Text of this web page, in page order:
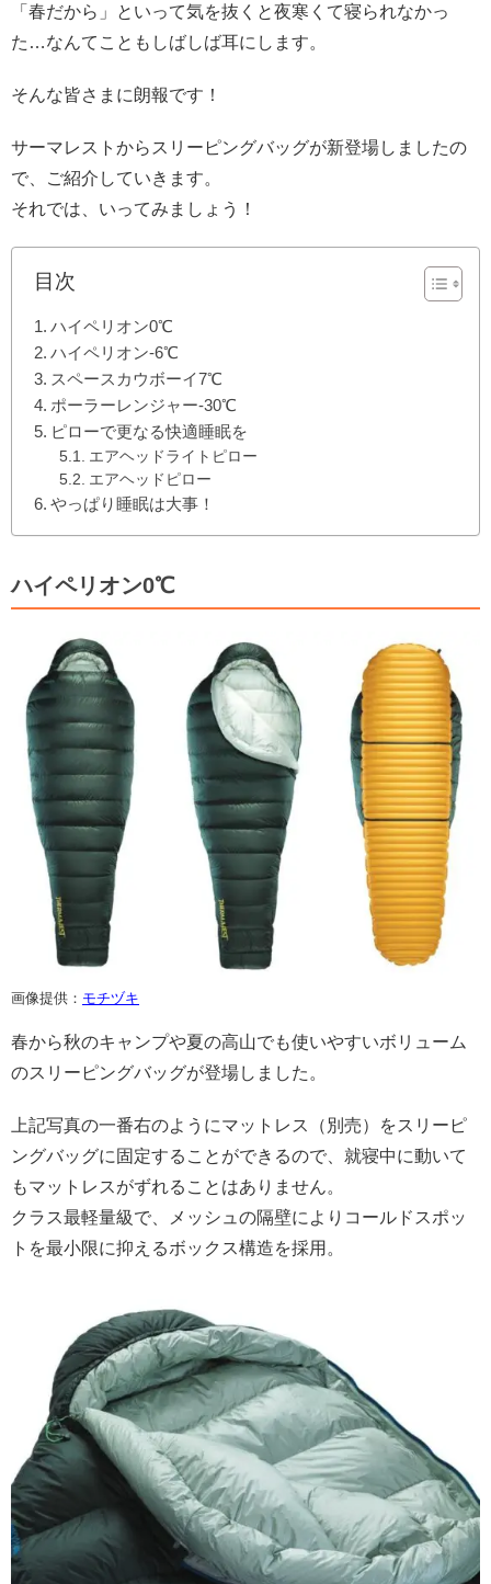
「春だから」といって気を抜くと夜寒くて寝られなかっ
た…なんてこともしばしば耳にします。
そんな皆さまに朗報です！
サーマレストからスリーピングバッグが新登場しましたの
で、ご紹介していきます。
それでは、いってみましょう！
目次
ハイペリオン0℃
ハイペリオン-6℃
スペースカウボーイ7℃
ポーラーレンジャー-30℃
ピローで更なる快適睡眠を
エアヘッドライトピロー
エアヘッドピロー
やっぱり睡眠は大事！
ハイペリオン0℃
画像提供： モチヅキ
春から秋のキャンプや夏の高山でも使いやすいボリューム
のスリーピングバッグが登場しました。
上記写真の一番右のようにマットレス（別売）をスリーピ
ングバッグに固定することができるので、就寝中に動いて
もマットレスがずれることはありません。
クラス最軽量級で、メッシュの隔壁によりコールドスポッ
トを最小限に抑えるボックス構造を採用。